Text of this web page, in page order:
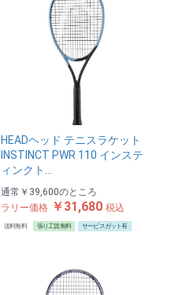
HEADヘッド テニスラケット
INSTINCT PWR 110 インステ
ィンクト…
通常 ￥39,600のところ
ラリー価格 ￥31,680 税込
送料無料 張り工賃無料 サービスガット有